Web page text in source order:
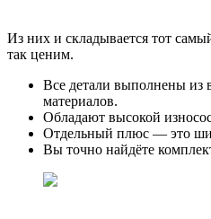
Из них и складывается тот
так ценим.
Все детали выполнены из
материалов.
Обладают высокой
Отдельный плюс — это
Вы точно найдёте